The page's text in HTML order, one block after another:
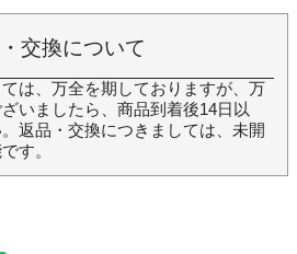
交換について
は、万全を期しておりますが、万
いましたら、商品到着後14日以
返品・交換につきましては、未開
す。